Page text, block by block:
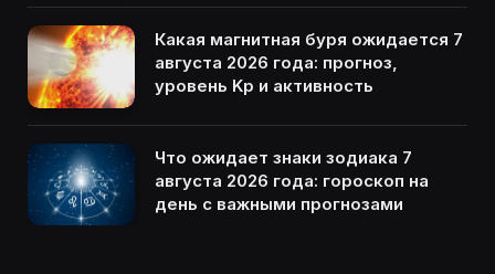
Какая магнитная буря ожидается 7
августа 2026 года: прогноз,
уровень Kp и активность
Что ожидает знаки зодиака 7
августа 2026 года: гороскоп на
день с важными прогнозами